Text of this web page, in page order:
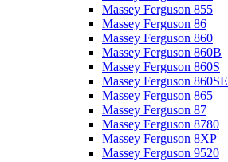
Massey Ferguson 855
Massey Ferguson 86
Massey Ferguson 860
Massey Ferguson 860B
Massey Ferguson 860S
Massey Ferguson 860SE
Massey Ferguson 865
Massey Ferguson 87
Massey Ferguson 8780
Massey Ferguson 8XP
Massey Ferguson 9520